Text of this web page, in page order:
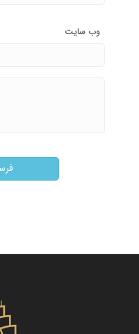
وب‌ سایت